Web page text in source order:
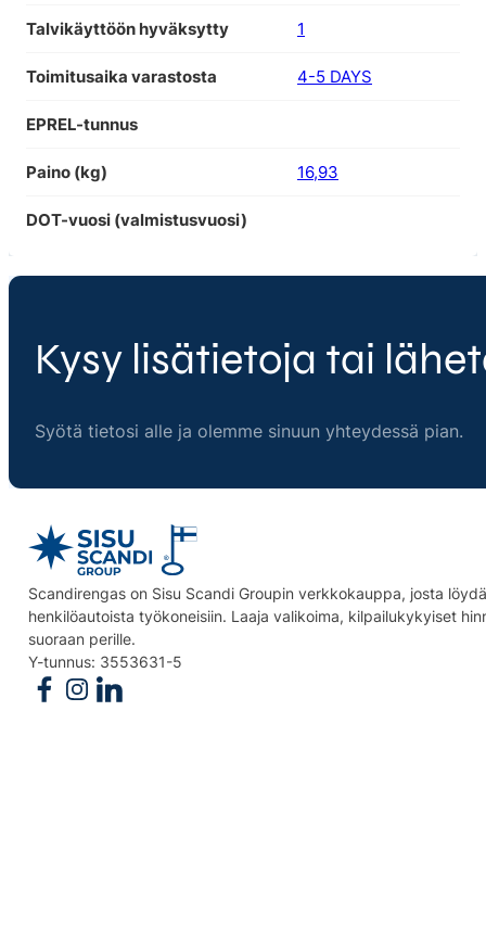
Talvikäyttöön hyväksytty 1
Toimitusaika varastosta 4-5 DAYS
EPREL-tunnus
Paino (kg) 16,93
DOT-vuosi (valmistusvuosi)
Kysy lisätietoja tai
Syötä tietosi alle ja olemme sinuun yhteydessä pian.
Scandirengas on Sisu Scandi Groupin verkkokauppa, josta
henkilöautoista työkoneisiin. Laaja valikoima, kilpailukykyiset
suoraan perille.
Y-tunnus: 3553631-5
Follow us on Facebook
Follow us on Instagram
Follow us on Linkedin